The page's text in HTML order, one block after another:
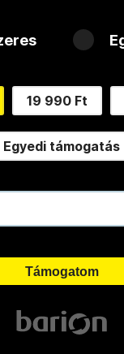
19 990 Ft
Egyedi támogatás